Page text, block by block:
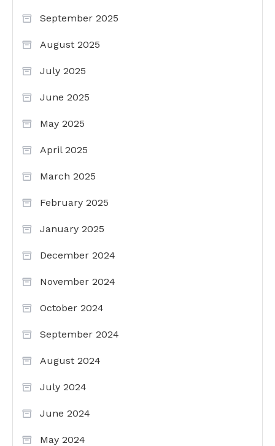
September 2025
August 2025
July 2025
June 2025
May 2025
April 2025
March 2025
February 2025
January 2025
December 2024
November 2024
October 2024
September 2024
August 2024
July 2024
June 2024
May 2024